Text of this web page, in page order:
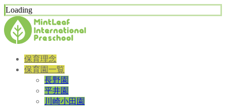
Loading
保育理念
保育園一覧
長野園
平井園
川崎小田園